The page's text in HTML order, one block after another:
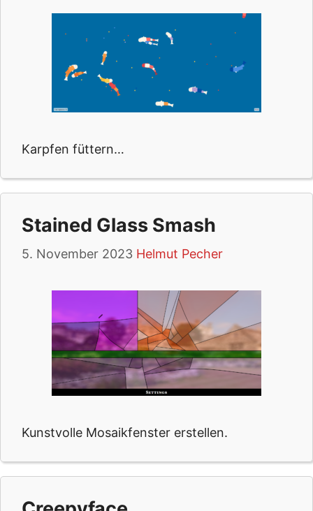
Karpfen füttern…
Stained Glass Smash
5. November 2023 Helmut Pecher
Kunstvolle Mosaikfenster erstellen.